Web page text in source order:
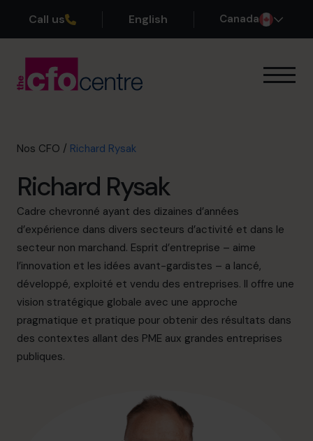
Call us English Canada
Nos CFO
À propos
Rejoindre l’Équipe
Réservez une session de découverte
514-906-8839
info.ca@cfocentre.com
Nos CFO / Richard Rysak
Richard Rysak
Cadre chevronné ayant des dizaines d’années
d’expérience dans divers secteurs d’activité et dans le
secteur non marchand. Esprit d’entreprise – aime
l’innovation et les idées avant-gardistes – a lancé,
développé, exploité et vendu des entreprises. Il offre une
vision stratégique globale avec une approche
pragmatique et pratique pour obtenir des résultats dans
des contextes allant des PME aux grandes entreprises
publiques.